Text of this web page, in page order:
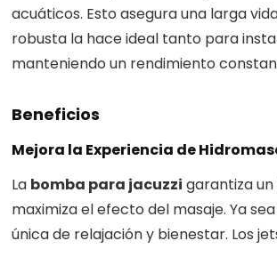
acuáticos. Esto asegura una larga
robusta la hace ideal tanto para
manteniendo un rendimiento
Beneficios
Mejora la Experiencia de
La bomba para jacuzzi garantiza
maximiza el efecto del masaje. Ya
única de relajación y bienestar. Los